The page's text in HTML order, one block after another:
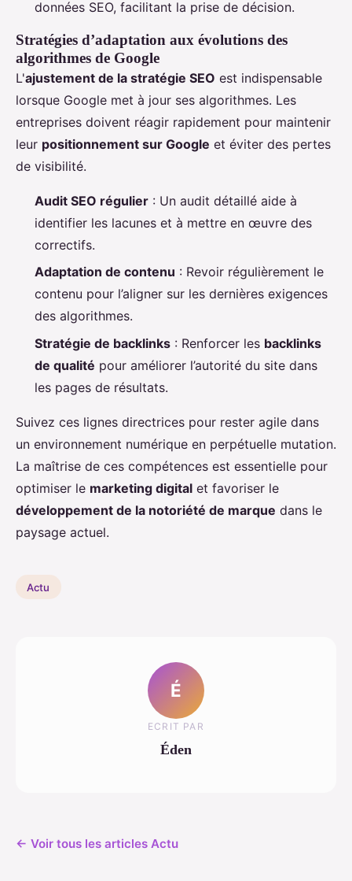
données SEO, facilitant la prise de décision.
Stratégies d’adaptation aux évolutions des
algorithmes de Google
L'ajustement de la stratégie SEO est indispensable
lorsque Google met à jour ses algorithmes. Les
entreprises doivent réagir rapidement pour maintenir
leur positionnement sur Google et éviter des pertes
de visibilité.
Audit SEO régulier : Un audit détaillé aide à
identifier les lacunes et à mettre en œuvre des
correctifs.
Adaptation de contenu : Revoir régulièrement le
contenu pour l’aligner sur les dernières exigences
des algorithmes.
Stratégie de backlinks : Renforcer les backlinks
de qualité pour améliorer l’autorité du site dans
les pages de résultats.
Suivez ces lignes directrices pour rester agile dans
un environnement numérique en perpétuelle mutation.
La maîtrise de ces compétences est essentielle pour
optimiser le marketing digital et favoriser le
développement de la notoriété de marque dans le
paysage actuel.
Actu
É
ECRIT PAR
Éden
← Voir tous les articles Actu